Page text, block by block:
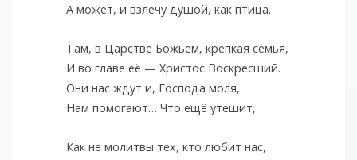
А может, и взлечу душой, как птица.
Там, в Царстве Божьем, крепкая семья,
И во главе её — Христос Воскресший.
Они нас ждут и, Господа моля,
Нам помогают… Что ещё утешит,
Как не молитвы тех, кто любит нас,